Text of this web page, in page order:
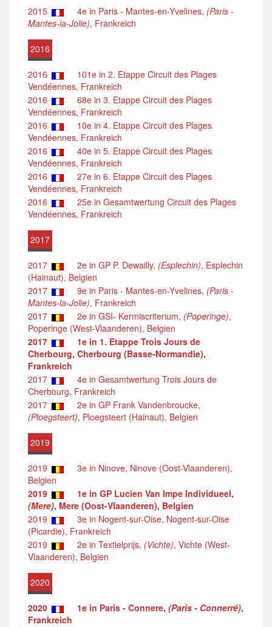
2015 4e in Paris - Mantes-en-Yvelines, (Paris -
Mantes-la-Jolie), Frankreich
2016
2016
101e in 2. Etappe Circuit des Plages
Vendéennes, Frankreich
2016
68e in 3. Etappe Circuit des Plages
Vendéennes, Frankreich
2016
10e in 4. Etappe Circuit des Plages
Vendéennes, Frankreich
2016
40e in 5. Etappe Circuit des Plages
Vendéennes, Frankreich
2016
27e in 6. Etappe Circuit des Plages
Vendéennes, Frankreich
2016
25e in Gesamtwertung Circuit des Plages
Vendéennes, Frankreich
2017
2017 2e in GP P. Dewailly, (Esplechin), Esplechin
(Hainaut), Belgien
2017
9e in Paris - Mantes-en-Yvelines, (Paris -
Mantes-la-Jolie), Frankreich
2017
2e in GSI- Kermiscriterium, (Poperinge),
Poperinge (West-Vlaanderen), Belgien
2017
1e in 1. Etappe Trois Jours de
Cherbourg, Cherbourg (Basse-Normandie),
Frankreich
2017
4e in Gesamtwertung Trois Jours de
Cherbourg, Frankreich
2017
2e in GP Frank Vandenbroucke,
(Ploegsteert), Ploegsteert (Hainaut), Belgien
2019
2019
3e in Ninove, Ninove (Oost-Vlaanderen),
Belgien
2019
1e in GP Lucien Van Impe Individueel,
(Mere), Mere (Oost-Vlaanderen), Belgien
2019
3e in Nogent-sur-Oise, Nogent-sur-Oise
(Picardie), Frankreich
2019
2e in Textielprijs, (Vichte), Vichte (West-
Vlaanderen), Belgien
2020
2020 1e in Paris - Connere, (Paris - Connerré),
Frankreich